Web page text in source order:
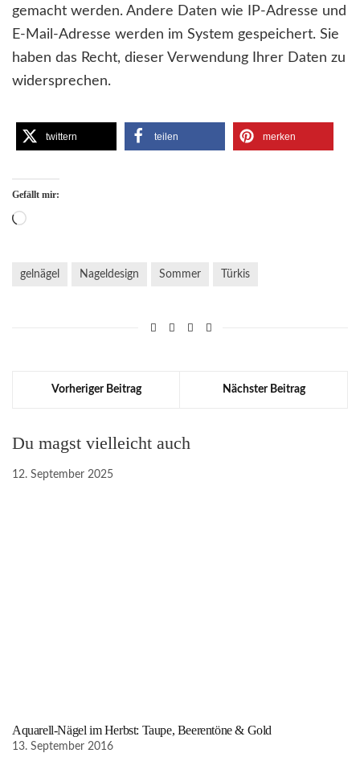
gemacht werden. Andere Daten wie IP-Adresse und
E-Mail-Adresse werden im System gespeichert. Sie
haben das Recht, dieser Verwendung Ihrer Daten zu
widersprechen.
twittern teilen merken
Gefällt mir:
Wird
gelnägel Nageldesign Sommer Türkis
Vorheriger Beitrag Nächster Beitrag
Du magst vielleicht auch
12. September 2025
Aquarell-Nägel im Herbst: Taupe, Beerentöne & Gold
13. September 2016